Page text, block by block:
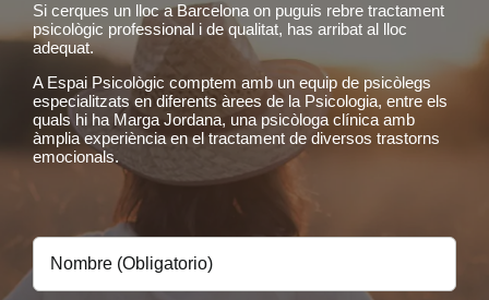
Si cerques un lloc a Barcelona on puguis rebre tractament
psicològic professional i de qualitat, has arribat al lloc
adequat.
A Espai Psicològic comptem amb un equip de psicòlegs
especialitzats en diferents àrees de la Psicologia, entre els
quals hi ha Marga Jordana, una psicòloga clínica amb
àmplia experiència en el tractament de diversos trastorns
emocionals.